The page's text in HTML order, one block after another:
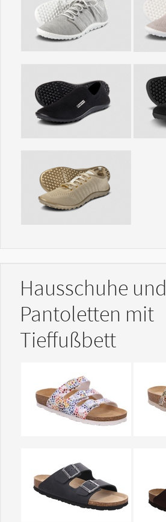
Hausschuhe und
Pantoletten mit
Tieffußbett